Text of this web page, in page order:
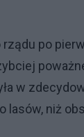
po
w
lasów, niż